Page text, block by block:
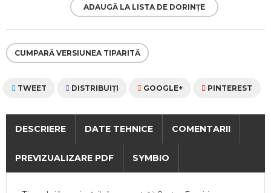
ADAUGĂ LA LISTA DE DORINȚE
CUMPARĂ VERSIUNEA TIPARITĂ
TWEET DISTRIBUIŢI GOOGLE+ PINTEREST
DESCRIERE DATE TEHNICE COMENTARII
PREVIZUALIZARE PDF SYMBIO